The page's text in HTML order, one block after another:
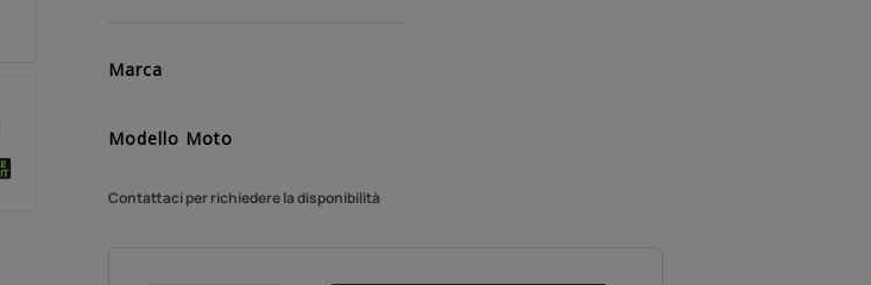
Marca
Modello Moto
Contattaci per richiedere la disponibilità